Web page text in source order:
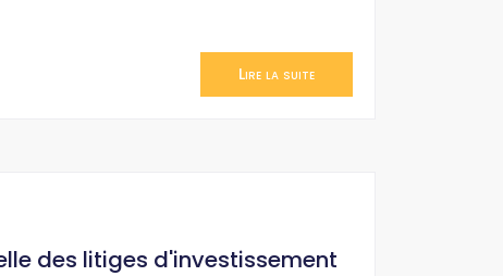
Lire la suite
des litiges d'investissement